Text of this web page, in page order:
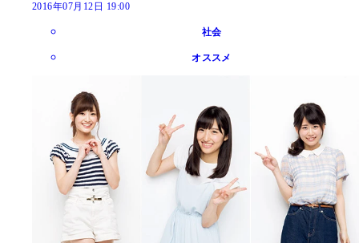
2016年07月12日 19:00
社会
オススメ